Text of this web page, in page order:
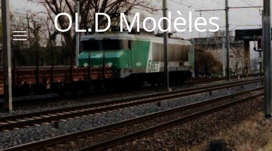
OL.D Modèles